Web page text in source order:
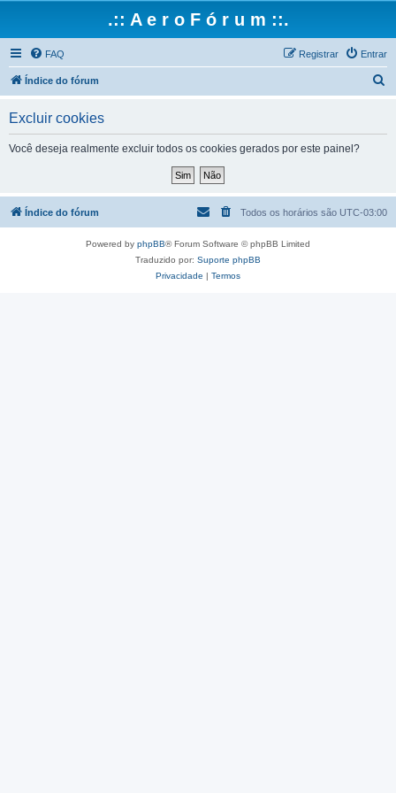
.:: A e r o F ó r u m ::.
FAQ Entrar
Registrar
Índice do fórum
a
Excluir cookies
Você deseja realmente excluir todos os cookies gerados por este painel?
Índice do fórum Todos os horários são UTC-03:00
Powered by phpBB® Forum Software © phpBB Limited
Traduzido por: Suporte phpBB
Privacidade | Termos